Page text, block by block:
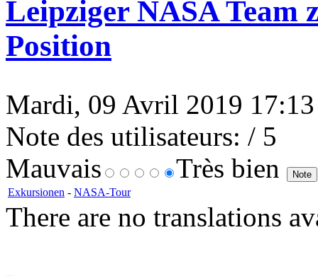
Leipziger NASA Team
Position
Mardi, 09 Avril 2019
Note des utilisateurs: / 5
Mauvais
Très bien
Exkursionen - NASA-Tour
There are no translations